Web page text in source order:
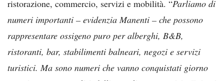
ristorazione, commercio, servizi e mobilità. “Parliamo di
numeri importanti – evidenzia Manenti – che possono
rappresentare ossigeno puro per alberghi, B&B,
ristoranti, bar, stabilimenti balneari, negozi e servizi
turistici. Ma sono numeri che vanno conquistati giorno